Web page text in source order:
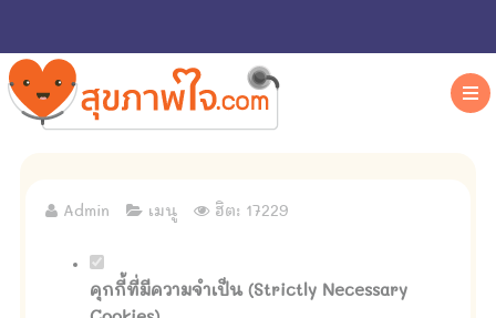
Admin เมนู ฮิต: 17229
คุกกี้ที่มีความจำเป็น (Strictly Necessary